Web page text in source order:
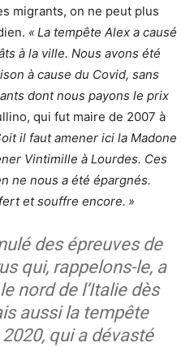
migrants, on ne peut plus
« La tempête Alex a causé
à la ville. Nous avons été
à cause du Covid, sans
dont nous payons le prix
qui fut maire de 2007 à
il faut amener ici la Madone
Vintimille à Lourdes. Ces
ne nous a été épargnés.
et souffre encore. »
des épreuves de
qui, rappelons-le, a
nord de l’Italie dès
aussi la tempête
qui a dévasté